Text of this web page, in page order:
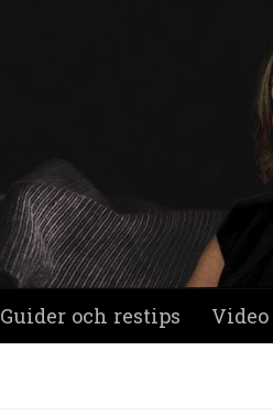
Guider och restips Video